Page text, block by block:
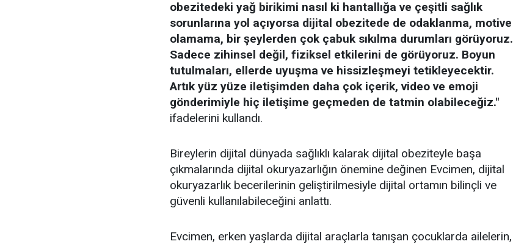
obezitedeki yağ birikimi nasıl ki hantallığa ve çeşitli sağlık
sorunlarına yol açıyorsa dijital obezitede de odaklanma, motive
olamama, bir şeylerden çok çabuk sıkılma durumları görüyoruz.
Sadece zihinsel değil, fiziksel etkilerini de görüyoruz. Boyun
tutulmaları, ellerde uyuşma ve hissizleşmeyi tetikleyecektir.
Artık yüz yüze iletişimden daha çok içerik, video ve emoji
gönderimiyle hiç iletişime geçmeden de tatmin olabileceğiz."
ifadelerini kullandı.
Bireylerin dijital dünyada sağlıklı kalarak dijital obeziteyle başa
çıkmalarında dijital okuryazarlığın önemine değinen Evcimen, dijital
okuryazarlık becerilerinin geliştirilmesiyle dijital ortamın bilinçli ve
güvenli kullanılabileceğini anlattı.
Evcimen, erken yaşlarda dijital araçlarla tanışan çocuklarda ailelerin,